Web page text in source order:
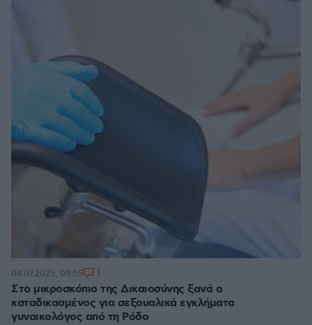
Στο μικροσκόπιο της Δικαιοσύνης ξανά ο
καταδικασμένος για σεξουαλικά εγκλήματα
γυναικολόγος από τη Ρόδο
04.07.2025, 09:05 1